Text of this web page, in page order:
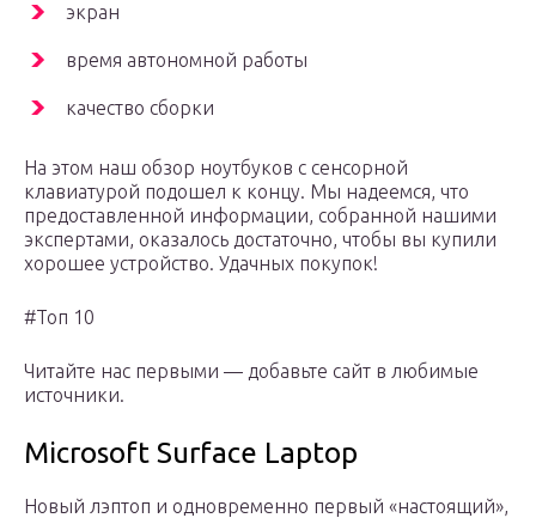
экран
время автономной работы
качество сборки
На этом наш обзор ноутбуков с сенсорной
клавиатурой подошел к концу. Мы надеемся, что
предоставленной информации, собранной нашими
экспертами, оказалось достаточно, чтобы вы купили
хорошее устройство. Удачных покупок!
#Топ 10
Читайте нас первыми — добавьте сайт в любимые
источники.
Microsoft Surface Laptop
Новый лэптоп и одновременно первый «настоящий»,